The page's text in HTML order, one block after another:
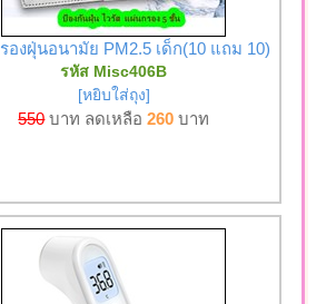
องฝุ่นอนามัย PM2.5 เด็ก(10 แถม 10)
รหัส Misc406B
[หยิบใส่ถุง]
550บาท ลดเหลือ260 บาท